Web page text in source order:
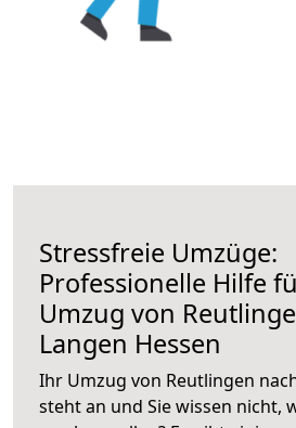
Stressfreie Umzüge:
Professionelle Hilfe
Umzug von
Langen Hessen
Ihr Umzug von Reutlingen
steht an und Sie wissen nicht,